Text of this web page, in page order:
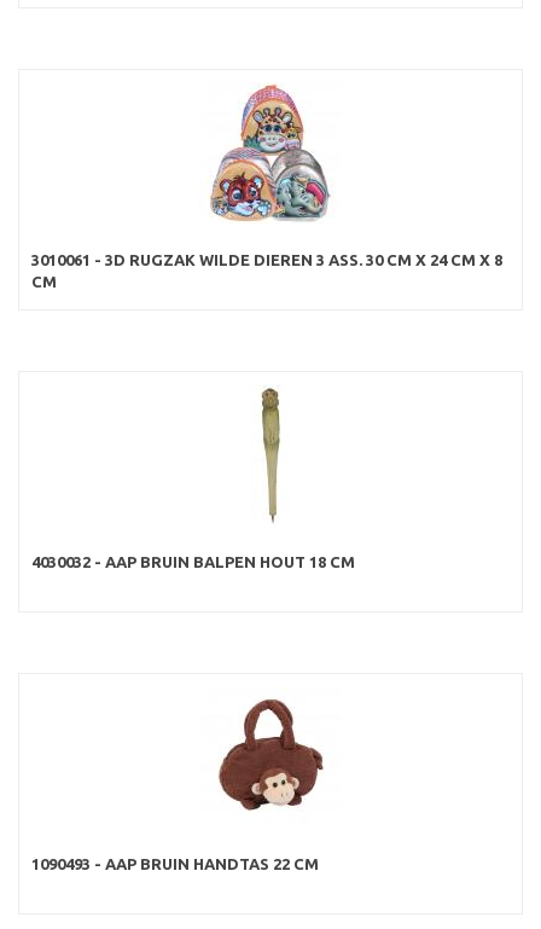
3010061 - 3D RUGZAK WILDE DIEREN 3 ASS. 30 CM X 24 CM X 8
CM
4030032 - AAP BRUIN BALPEN HOUT 18 CM
1090493 - AAP BRUIN HANDTAS 22 CM